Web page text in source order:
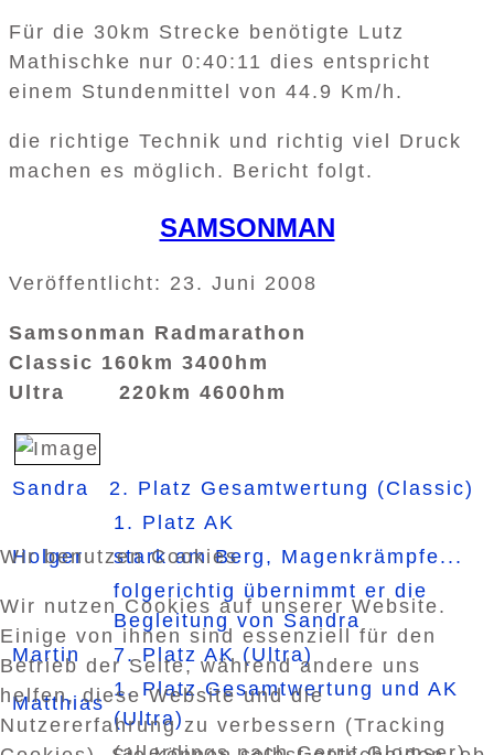
Für die 30km Strecke benötigte Lutz
Mathischke nur 0:40:11 dies entspricht
einem Stundenmittel von 44.9 Km/h.
die richtige Technik und richtig viel Druck
machen es möglich. Bericht folgt.
SAMSONMAN
Veröffentlicht: 23. Juni 2008
Samsonman Radmarathon
Classic 160km 3400hm
Ultra 220km 4600hm
Sandra
2. Platz Gesamtwertung (Classic)
1. Platz AK
Holger
stark am Berg, Magenkrämpfe...
folgerichtig übernimmt er die
Begleitung von Sandra
Martin
7. Platz AK (Ultra)
Matthias
1. Platz Gesamtwertung und AK
(Ultra)
Wir benutzen Cookies
Wir nutzen Cookies auf unserer Website.
Einige von ihnen sind essenziell für den
Betrieb der Seite, während andere uns
helfen, diese Website und die
Nutzererfahrung zu verbessern (Tracking